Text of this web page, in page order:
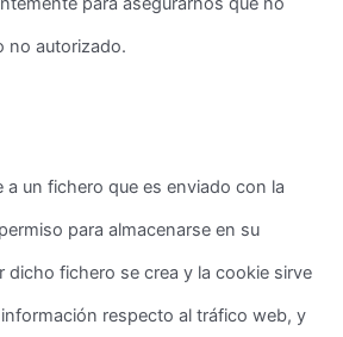
no autorizado.
a un fichero que es enviado con la
para almacenarse en su
dicho fichero se crea y la cookie sirve
respecto al tráfico web, y